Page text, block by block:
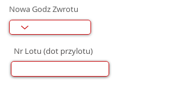
Nowa Godz Zwrotu
Nr Lotu (dot przylotu)